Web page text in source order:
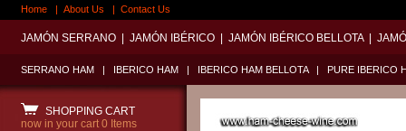
Home | About Us | Contact Us
JAMÓN SERRANO JAMÓN IBÉRICO JAMÓN IBÉRICO BELLOTA
SERRANO HAM | IBERICO HAM | IBERICO HAM BELLOTA | PURE IBERICO
SHOPPING CART
now in your cart 0 Items